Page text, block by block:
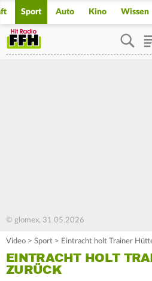
Sport Auto Kino Wissen
© glomex, 31.05.2026
Video > Sport > Eintracht holt Trainer
EINTRACHT HOLT
ZURÜCK